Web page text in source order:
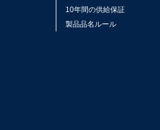
10年間の供給保証
製品品名ルール